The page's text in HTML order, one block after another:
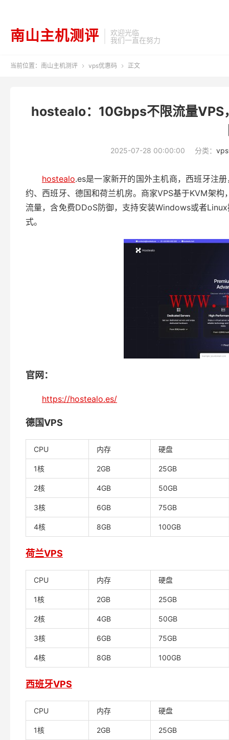
南山主机测评
欢迎光临
我们一直在努力
当前位置： 南山主机测评  vps优惠码  正文
hostealo：10Gbps不限流量
2025-07-28 00:00:00 分类：
hostealo.es是一家新开的国外主机商，西班牙注
约、西班牙、德国和荷兰机房。商家VPS基于KVM架
流量，含免费DDoS防御，支持安装Windows或者
式。
官网：
https://hostealo.es/
德国VPS
CPU 内存 硬盘
1核 2GB 25GB
2核 4GB 50GB
3核 6GB 75GB
4核 8GB 100GB
荷兰VPS
CPU 内存 硬盘
1核 2GB 25GB
2核 4GB 50GB
3核 6GB 75GB
4核 8GB 100GB
西班牙VPS
CPU 内存 硬盘
1核 2GB 25GB